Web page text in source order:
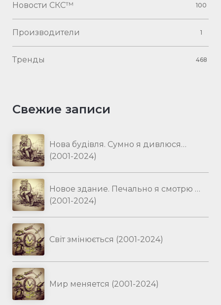
Новости СКС™ 100
Производители 1
Тренды 468
Свежие записи
Нова будівля. Сумно я дивлюся…
(2001-2024)
Новое здание. Печально я смотрю …
(2001-2024)
Світ змінюється (2001-2024)
Мир меняется (2001-2024)